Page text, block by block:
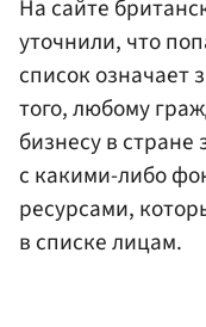
На сайте
уточнили, что
список означает
того, любому
бизнесу в
с какими-либо
ресурсами,
в списке лицам.